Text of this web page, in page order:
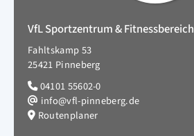
VfL Sportzentrum & Fitnessbereich
Fahltskamp 53
25421 Pinneberg
04101 55602-0
info@vfl-pinneberg.de
Routenplaner